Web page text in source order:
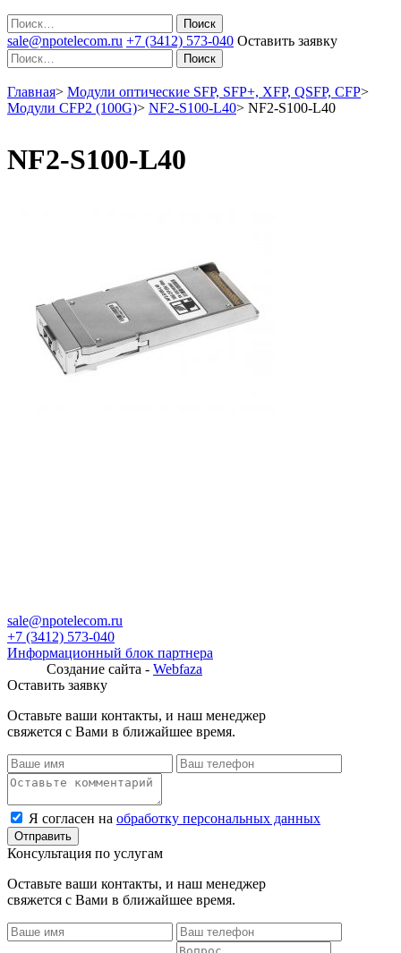
Поиск
sale@npotelecom.ru +7 (3412) 573-040 Оставить заявку
Поиск
Главная> Модули оптические SFP, SFP+, XFP, QSFP, CFP>
Модули CFP2 (100G)> NF2-S100-L40> NF2-S100-L40
NF2-S100-L40
sale@npotelecom.ru
+7 (3412) 573-040
Информационный блок партнера
Создание сайта - Webfaza
Оставить заявку
Оставьте ваши контакты, и наш менеджер
свяжется с Вами в ближайшее время.
Я согласен на обработку персональных данных
Консультация по услугам
Оставьте ваши контакты, и наш менеджер
свяжется с Вами в ближайшее время.